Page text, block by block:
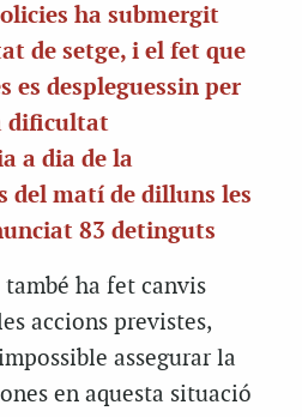
ha submergit
de setge, i el fet que
es despleguessin per
dificultat
a dia de la
del matí de dilluns les
83 detinguts
ha fet canvis
accions previstes,
assegurar la
en aquesta situació